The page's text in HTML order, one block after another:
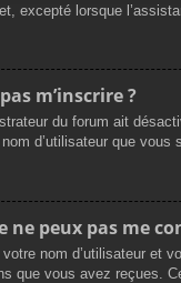
excepté lorsque
m’inscrire ?
du forum ait
nom d’utilisateur que
ne peux pas me
nom d’utilisateur et
que vous avez reçues.